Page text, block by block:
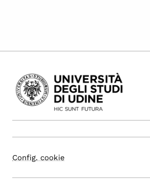
Config. cookie